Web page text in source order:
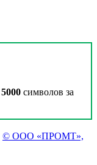
5000 символов за
© ООО «ПРОМТ»,